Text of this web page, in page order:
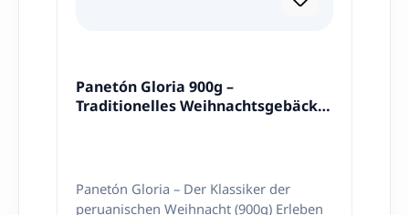
Panetón Gloria 900g –
Traditionelles Weihnachtsgebäck
Panetón Gloria – Der Klassiker der
peruanischen Weihnacht (900g) Erleben